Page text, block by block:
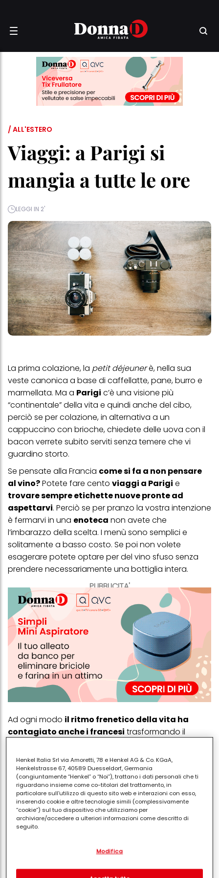
/ ALL'ESTERO
Viaggi: a Parigi si
mangia a tutte le ore
LEGGI IN 2'
PUBBLICITA'
La prima colazione, la petit déjeunerè, nella sua
veste canonica a base di caffellatte, pane, burro e
marmellata. Ma a Parigi c’è una visione più
“continentale” della vita e quindi anche del cibo,
perciò se per colazione, in alternativa a un
cappuccino con brioche, chiedete delle uova con il
bacon verrete subito serviti senza temere che vi
guardino storto.
Se pensate alla Francia come si fa a non pensare
al vino?Potete fare cento viaggi a Parigi e
trovare sempre etichette nuove pronte ad
aspettarvi. Perciò se per pranzo la vostra intenzione
è fermarvi in una enoteca non avete che
l’imbarazzo della scelta. I menù sono semplici e
solitamente a basso costo. Se poi non volete
esagerare potete optare per del vino sfuso senza
prendere necessariamente una bottiglia intera.
Ad ogni modo il ritmo frenetico della vita ha
contagiato anche i francesi trasformando il
brasseriesono i luoghi deputati dove durante la
pausa pranzo i francesi si riversano per un piccolo
spuntino che consiste in un secondo
accompagnato da una verdura e un caffè.
Nel pomeriggio, in una pausa tra i vari
metro nel centro diParigi,è piacevole fare sosta in
sera, proponendo infinite varietà di bevande calde
Henkel Italia Srl via Amoretti, 78 e Henkel AG & Co. KGaA,
Henkelstrasse 67, 40589 Duesseldorf, Germania
(congiuntamente “Henkel” o “Noi”), trattano i dati personali che ti
riguardano insieme come co-titolari del trattamento, in
particolare sull'utilizzo di questo sito web e interazioni con esso,
inserendo cookie e altre tecnologie simili (complessivamente
“cookie”) sul tuo dispositivo che utilizziamo per
archiviare/accedere a ulteriori informazioni come descritto di
seguito.
separati o co-titolari come indicato nella nostra Informativa sulla
pixel, impronte digitali e tecnologie simili" utilizzeremo anche
Modifica